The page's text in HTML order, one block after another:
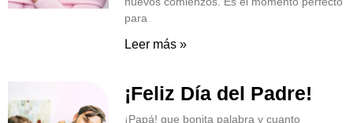
para
Leer más »
¡Feliz Día del Padre!
¡Papá! que bonita palabra y cuanto